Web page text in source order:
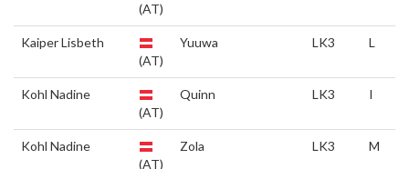
(AT)
Kaiper Lisbeth
(AT)
Yuuwa LK3 L
Kohl Nadine
(AT)
Quinn LK3 I
Kohl Nadine
(AT)
Zola LK3 M